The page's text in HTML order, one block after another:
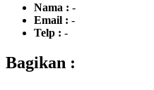
Nama : -
Email : -
Telp : -
Bagikan :